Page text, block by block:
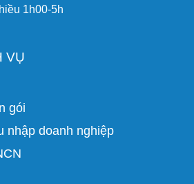
1h00-5h
VỤ
gói
nhập doanh nghiệp